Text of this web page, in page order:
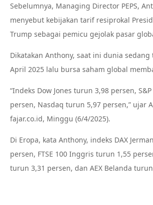
Sebelumnya, Managing Director PEPS,
menyebut kebijakan tarif resiprokal
Trump sebagai pemicu gejolak pasar
Dikatakan Anthony, saat ini dunia
April 2025 lalu bursa saham global
“Indeks Dow Jones turun 3,98 persen,
persen, Nasdaq turun 5,97 persen,” ujar
fajar.co.id, Minggu (6/4/2025).
Di Eropa, kata Anthony, indeks DAX
persen, FTSE 100 Inggris turun 1,55
turun 3,31 persen, dan AEX Belanda